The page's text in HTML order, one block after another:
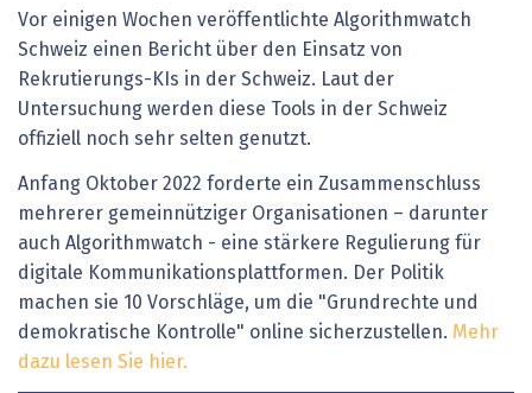
Vor einigen Wochen veröffentlichte Algorithmwatch
Schweiz einen Bericht über den Einsatz von
Rekrutierungs-KIs in der Schweiz. Laut der
Untersuchung werden diese Tools in der Schweiz
offiziell noch sehr selten genutzt.
Anfang Oktober 2022 forderte ein Zusammenschluss
mehrerer gemeinnütziger Organisationen – darunter
auch Algorithmwatch - eine stärkere Regulierung für
digitale Kommunikationsplattformen. Der Politik
machen sie 10 Vorschläge, um die "Grundrechte und
demokratische Kontrolle" online sicherzustellen. Mehr
dazu lesen Sie hier.